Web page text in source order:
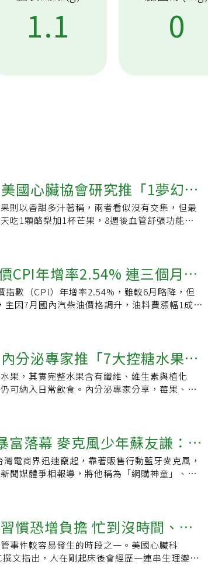
1.1 0
國心臟協會研究推「1夢幻水
血管功能
則以香甜多汁著稱，兩者看似沒有交集，但最
吃1顆酪梨加1杯芒果，8週後血管舒張功能有所
何改善，讓它不演變成為糖尿病。根據
《美國心臟協會雜誌》（JAHA）的研究，針
的試驗。研究發現，參與者無須痛苦節食，只
整酪梨＋一杯新鮮芒果」，就能帶來令人驚喜
張能力（FMD）：每日攝取酪梨與芒果的受試
度的維生素C與鉀。兩者營養成分幾乎不重疊，
、維生素與抗氧化物，使體內的抗氧化力與維
線。為什麼是酪梨加芒果？兩種水果營養剛好
的。酪梨富含單元不飽和脂肪酸、膳食纖維、
針對786名腹部肥胖成人的研究發現，每天吃1
低密度脂蛋白（LDL）顆粒濃度有所下降。一般
固醇總量；LDL顆粒濃度則反映血液中究竟有
且較小而緻密時，更容易進入血管壁並促進動
變化可能相當於心血管疾病風險小幅下降，但
取的護心效果同樣獲得臨床證實。根據一項發
肥胖成年人的研究發現，每天食用一顆酪梨，
白（LDL）顆粒濃度降低約49納摩爾/公升
風險。專家提醒，傳統健康檢查只看「壞膽固
CPI年增率2.54% 連三個月破
指數（CPI）年增率2.54%，雖較6月略降，但
因7月國內汽柴油價格調升，油料費漲幅1成，
仍未停火，使得外界對接下來物價壓力不敢掉
上年同月漲2.54％，其中7月國內汽柴油價格
1成，加上燃油附加費推升國際機票價格，以及
此外，蔬菜與外食費續漲，房租及家庭管理費
高，與電腦等教養設備及用具價格上揚，惟水
下降，7月房租年增率再降到1.73%。另外生產
，美元計價的進、出口物價指數(IPI、EPI)年增
示廠商生產成本持續上揚，不利未來物價趨
分泌專家推「7大控糖水果」
果，其實完整水果含有纖維、維生素與植化
可納入日常飲食。內分泌專家分享，莓果、蘋
纖維可延緩胃排空及糖分進入血液的速度，因
，直接吃完整水果對血糖較友善。單獨攝取水
動。夏威夷皇后醫科大學內分泌學家伊莎貝爾
建議，將水果與「蛋白質」或「健康脂肪」搭
化合物的吸收速度，提供持久能量：不過，水
起司或蛋等蛋白質及健康脂肪一起吃，以幫助
快速波動。而果汁即使標榜百分之百原汁，仍
糖分迅速被吸收。若想喝果汁，份量應更謹
內分泌專家推薦7大「控糖水果」醫師強調，控
富落幕 麥克風少年蘇友謙：每
電商界迅速竄起，靠著販售行動藍牙麥克風，
聞媒體爭相報導，將他稱為「網購神童」、
昔日揮金如土的少年CEO，到如今落腳高雄路
元零用錢的高二夜校生，再次談起那些年，蘇
多了一些願意回頭檢視自己的坦然。「15到20
是3.9億」談起數字，蘇友謙依然展現出敏銳的
目紀錄，「光是國稅局追稅跟營業稅我就補繳
慣恐增負擔 忙到沒時間、早
事件較容易發生的時段之一。美國心臟科
文指出，人在剛起床後會經歷一連串生理變